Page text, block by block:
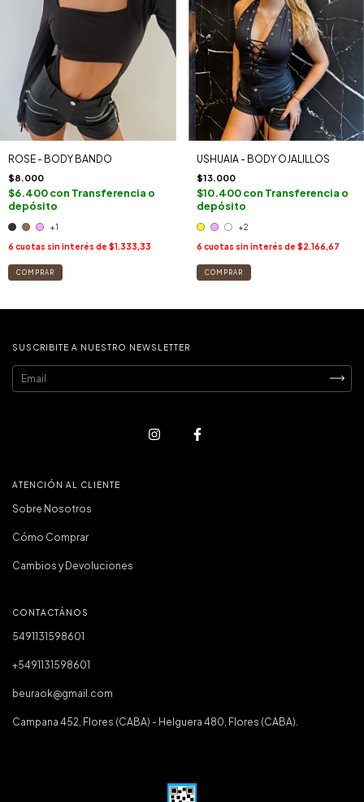
ROSE - BODY BANDO
$8.000
$6.400con Transferencia o
depósito
+1
6 cuotas sin interés de $1.333,33
COMPRAR
USHUAIA - BODY OJALILLOS
$13.000
$10.400con Transferencia o
depósito
+2
6 cuotas sin interés de $2.166,67
COMPRAR
SUSCRIBITE A NUESTRO NEWSLETTER
ATENCIÓN AL CLIENTE
Sobre Nosotros
Cómo Comprar
Cambios y Devoluciones
CONTACTÁNOS
5491131598601
+5491131598601
beuraok@gmail.com
Campana 452, Flores (CABA) - Helguera 480, Flores (CABA).